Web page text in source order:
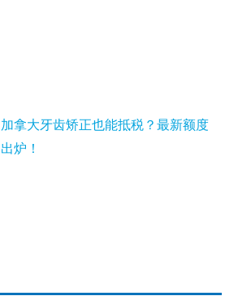
加拿大牙齿矫正也能抵税？最新额度
出炉！